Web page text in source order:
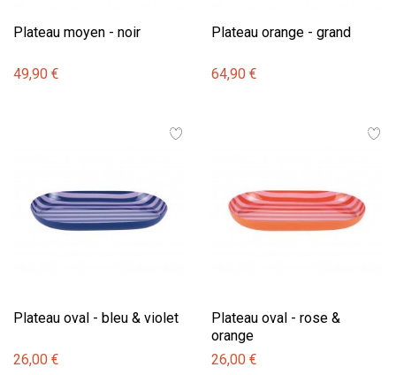
Plateau moyen - noir
49,90 €
Plateau orange - grand
64,90 €
Plateau oval - bleu & violet
26,00 €
Plateau oval - rose &
orange
26,00 €